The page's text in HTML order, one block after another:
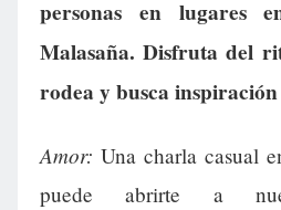
personas en lugares
Malasaña. Disfruta del
rodea y busca
Amor: Una charla casual
puede abrirte a